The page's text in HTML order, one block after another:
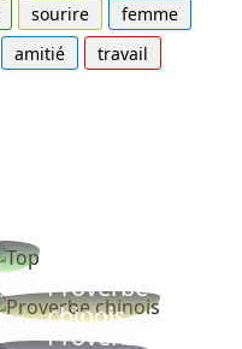
sourire
femme
amitié
travail
Proverbe
chinois
Proverbe